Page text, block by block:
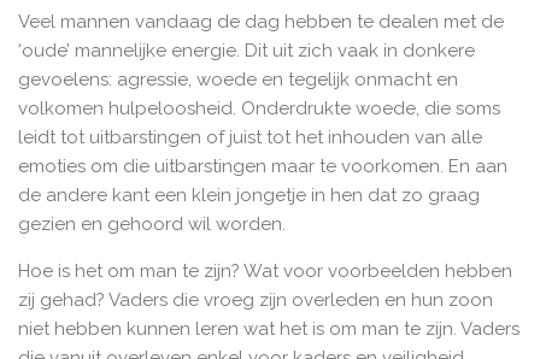
Veel mannen vandaag de dag hebben te dealen met de
‘oude’ mannelijke energie. Dit uit zich vaak in donkere
gevoelens: agressie, woede en tegelijk onmacht en
volkomen hulpeloosheid. Onderdrukte woede, die soms
leidt tot uitbarstingen of juist tot het inhouden van alle
emoties om die uitbarstingen maar te voorkomen. En aan
de andere kant een klein jongetje in hen dat zo graag
gezien en gehoord wil worden.
Hoe is het om man te zijn? Wat voor voorbeelden hebben
zij gehad? Vaders die vroeg zijn overleden en hun zoon
niet hebben kunnen leren wat het is om man te zijn. Vaders